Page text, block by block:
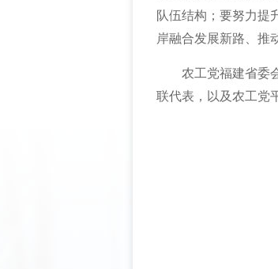
队伍结构；要努力提
岸融合发展新路、推
农工党福建省委
联代表，以及农工党